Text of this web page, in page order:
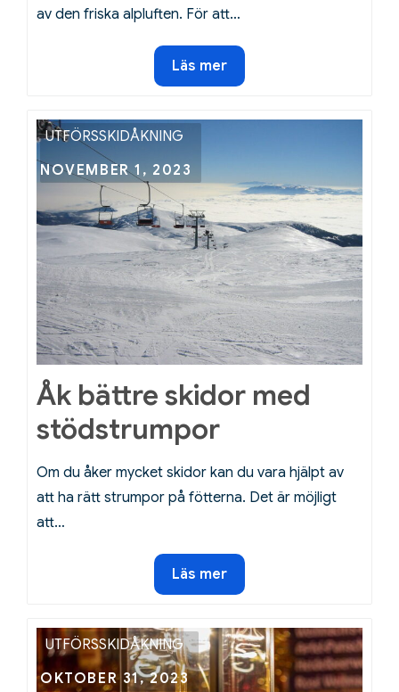
av den friska alpluften. För att…
Viktiga
dokument
ta
på
skidresan
Läs mer
UTFÖRSSKIDÅKNING
Posted
NOVEMBER 1, 2023
Åk bättre skidor med
stödstrumpor
Om du åker mycket skidor kan du vara hjälpt av
att ha rätt strumpor på fötterna. Det är möjligt
att…
Åk
bättre
med
stödstrumpor
Läs mer
UTFÖRSSKIDÅKNING
Posted
OKTOBER 31, 2023